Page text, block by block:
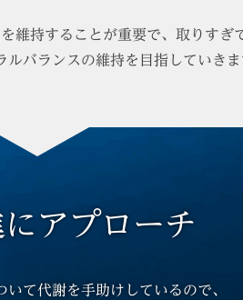
維持することが重要で、 取りすぎ
ルバランスの維持を目指していきま
アプローチ
いて代謝を手助けしているので、